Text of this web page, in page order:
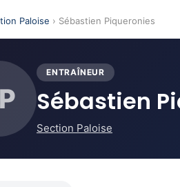
Paloise › Sébastien Piqueronies
ENTRAÎNEUR
Sébastien
Section Paloise